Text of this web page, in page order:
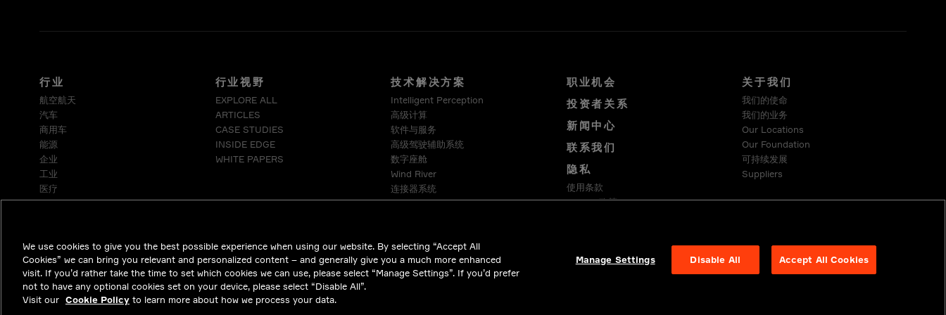
行业
航空航天
汽车
商用车
能源
企业
工业
医疗
电信
行业视野
EXPLORE ALL
ARTICLES
CASE STUDIES
INSIDE EDGE
WHITE PAPERS
技术解决方案
Intelligent Perception
高级计算
软件与服务
高级驾驶辅助系统
数字座舱
Wind River
连接器系统
Winchester Interconnect
职业机会
投资者关系
新闻中心
联系我们
隐私
使用条款
Cookie 政策
关于我们
我们的使命
我们的业务
Our Locations
Our Foundation
可持续发展
Suppliers
We use cookies to give you the best possible experience when using our website. By selecting “Accept All
Cookies” we can bring you relevant and personalized content – and generally give you a much more enhanced
visit. If you’d rather take the time to set which cookies we can use, please select “Manage Settings”. If you’d prefer
not to have any optional cookies set on your device, please select “Disable All”.
Visit our Cookie Policy to learn more about how we process your data.
Manage Settings Disable All Accept All Cookies